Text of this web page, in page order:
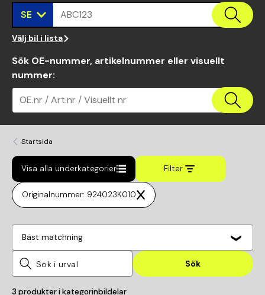
SE ABC123
Välj bil i lista
Sök OE-nummer, artikelnummer eller visuellt
nummer:
OE.nr / Art.nr / Visuellt nr
Startsida
Visa alla underkategorier Filter
Originalnummer: 924023K010
Bäst matchning
Sök
3 produkter i kategorinbildelar